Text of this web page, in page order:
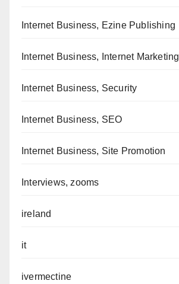
Internet Business, Ezine Publishing
Internet Business, Internet Marketing
Internet Business, Security
Internet Business, SEO
Internet Business, Site Promotion
Interviews, zooms
ireland
it
ivermectine